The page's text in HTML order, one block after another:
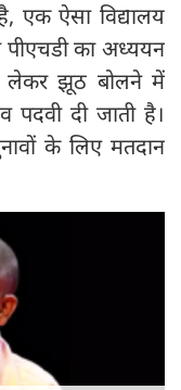
एक ऐसा विद्यालय
का अध्ययन
लेकर झूठ बोलने में
पदवी दी जाती है।
के लिए मतदान